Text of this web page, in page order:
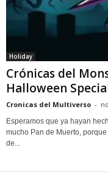
Holiday
Crónicas del
Halloween
Cronicas del Multiverso -
Esperamos que ya hayan
mucho Pan de Muerto,
de...